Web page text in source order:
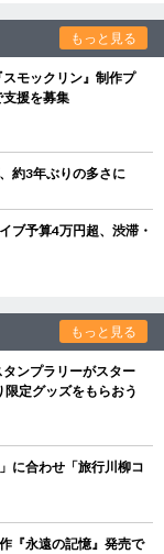
もっと見る
モックリン』制作プ
援を募集
約3年ぶりの多さに
ブ予算4万円超、渋滞・
もっと見る
ンプラリーがスター
定グッズをもらおう
に合わせ「旅行川柳コ
『永遠の記憶』発売で